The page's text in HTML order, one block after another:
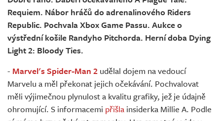
Živě
Requiem. Nábor hráčů do adrenalinového Riders
Republic. Pochvala Xbox Game Passu. Aukce o
výstřední košile Randyho Pitchorda. Herní doba Dying
Light 2: Bloody Ties.
- Marvel's Spider-Man 2 udělal dojem na vedoucí
Marvelu a měl překonat jejich očekávání. Pochvalovat
měli výjimečnou plynulost a kvalitu grafiky, jež je údajně
ohromující. S informacemi přišla insiderka Millie A. Podle